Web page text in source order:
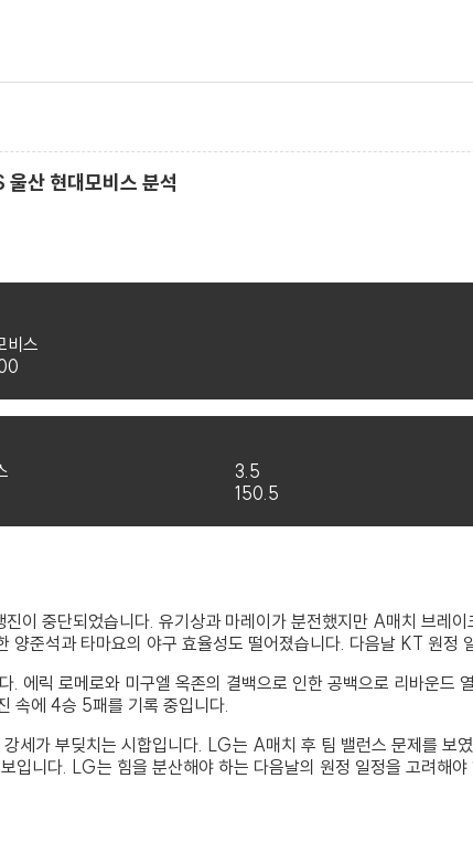
산 현대모비스 분석
비스
3.5
150.5
중단되었습니다. 유기상과 마레이가 분전했지만 A매치 브레
양준석과 타마요의 야구 효율성도 떨어졌습니다. 다음날 KT 원정
릭 로메로와 미구엘 옥존의 결백으로 인한 공백으로 리바운드
속에 4승 5패를 기록 중입니다.
세가 부딪치는 시합입니다. LG는 A매치 후 팀 밸런스 문제를 보
입니다. LG는 힘을 분산해야 하는 다음날의 원정 일정을 고려해